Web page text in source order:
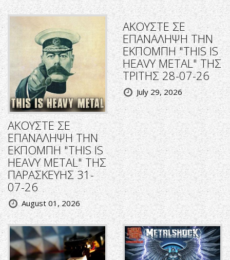
ΑΚΟΥΣΤΕ ΣΕ
ΕΠΑΝΑΛΗΨΗ ΤΗΝ
ΕΚΠΟΜΠΗ "THIS IS
HEAVY METAL" ΤΗΣ
ΠΑΡΑΣΚΕΥΗΣ 31-
07-26
August 01, 2026
ΑΚΟΥΣΤΕ ΣΕ
ΕΠΑΝΑΛΗΨΗ ΤΗΝ
ΕΚΠΟΜΠΗ "THIS IS
HEAVY METAL" ΤΗΣ
ΤΡΙΤΗΣ 28-07-26
July 29, 2026